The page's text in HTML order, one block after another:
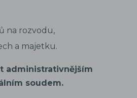
na rozvodu,
a majetku.
administrativnějším
soudem.